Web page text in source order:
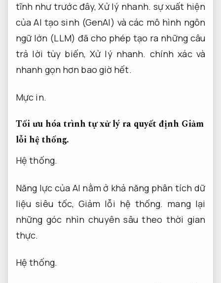
tĩnh như trước đây,Xử lý nhanh. sự xuất hiện
của AI tạo sinh (GenAI) và các mô hình ngôn
ngữ lớn (LLM) đã cho phép tạo ra những câu
trả lời tùy biến,Xử lý nhanh. chính xác và
nhanh gọn hơn bao giờ hết.
Mực in.
Tối ưu hóa trình tự xử lý ra quyết định Giảm
lỗi hệ thống.
Hệ thống.
Năng lực của AI nằm ở khả năng phân tích dữ
liệu siêu tốc,Giảm lỗi hệ thống. mang lại
những góc nhìn chuyên sâu theo thời gian
thực.
Hệ thống.